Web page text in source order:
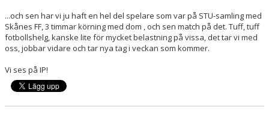
...och sen har vi ju haft en hel del spelare som var på STU-samling med
Skånes FF, 3 timmar körning med dom , och sen match på det. Tuff, tuff
fotbollshelg, kanske lite för mycket belastning på vissa, det tar vi med
oss, jobbar vidare och tar nya tag i veckan som kommer.
Vi ses på IP!